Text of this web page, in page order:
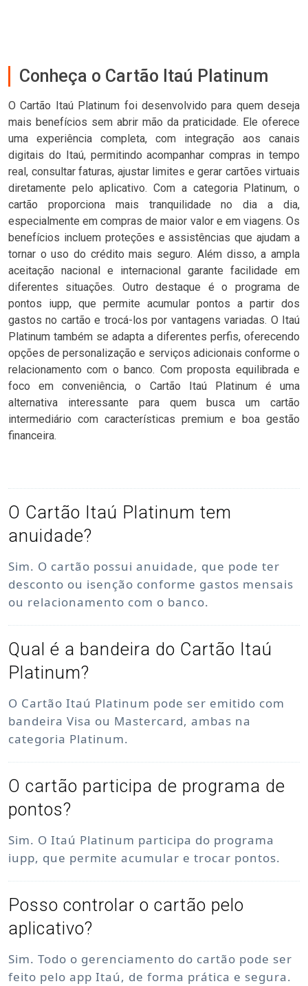
Conheça o Cartão Itaú Platinum
O Cartão Itaú Platinum foi desenvolvido para quem deseja
mais benefícios sem abrir mão da praticidade. Ele oferece
uma experiência completa, com integração aos canais
digitais do Itaú, permitindo acompanhar compras in tempo
real, consultar faturas, ajustar limites e gerar cartões virtuais
diretamente pelo aplicativo. Com a categoria Platinum, o
cartão proporciona mais tranquilidade no dia a dia,
especialmente em compras de maior valor e em viagens. Os
benefícios incluem proteções e assistências que ajudam a
tornar o uso do crédito mais seguro. Além disso, a ampla
aceitação nacional e internacional garante facilidade em
diferentes situações. Outro destaque é o programa de
pontos iupp, que permite acumular pontos a partir dos
gastos no cartão e trocá-los por vantagens variadas. O Itaú
Platinum também se adapta a diferentes perfis, oferecendo
opções de personalização e serviços adicionais conforme o
relacionamento com o banco. Com proposta equilibrada e
foco em conveniência, o Cartão Itaú Platinum é uma
alternativa interessante para quem busca um cartão
intermediário com características premium e boa gestão
financeira.
O Cartão Itaú Platinum tem
anuidade?
Sim. O cartão possui anuidade, que pode ter
desconto ou isenção conforme gastos mensais
ou relacionamento com o banco.
Qual é a bandeira do Cartão Itaú
Platinum?
O Cartão Itaú Platinum pode ser emitido com
bandeira Visa ou Mastercard, ambas na
categoria Platinum.
O cartão participa de programa de
pontos?
Sim. O Itaú Platinum participa do programa
iupp, que permite acumular e trocar pontos.
Posso controlar o cartão pelo
aplicativo?
Sim. Todo o gerenciamento do cartão pode ser
feito pelo app Itaú, de forma prática e segura.